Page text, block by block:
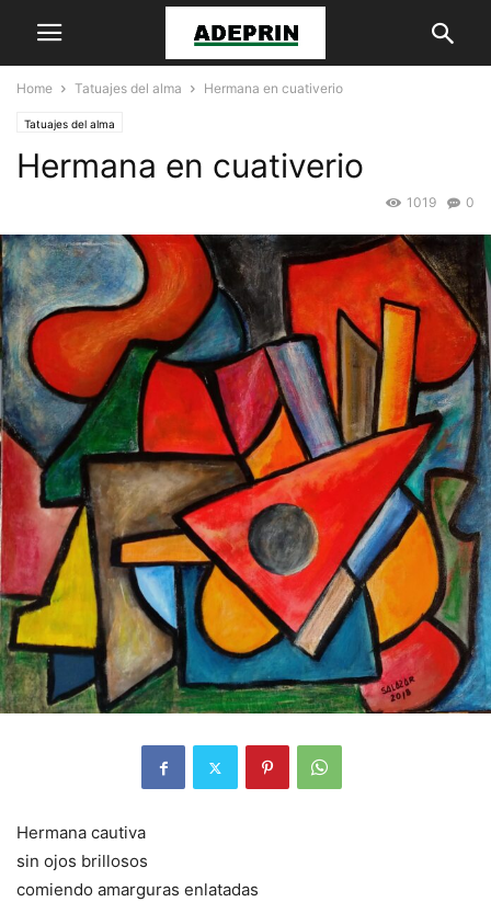
Home Tatuajes del alma Hermana en cuativerio
Tatuajes del alma
Hermana en cuativerio
0
1019
Hermana cautiva
sin ojos brillosos
comiendo amarguras enlatadas